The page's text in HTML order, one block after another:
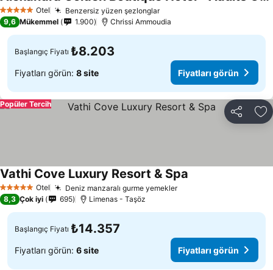
5 Yıldız Otel Benzersiz yüzen şezlonglar
9,6 Mükemmel 1.900 Chrissi Ammoudia
Başlangıç Fiyatı ₺8.203
Fiyatları görün: 8 site Fiyatları görün
Paylaş
Popüler Tercih
5 Yıldız Otel Deniz manzaralı gurme yemekler
Vathi Cove Luxury Resort & Spa
8,3 Çok iyi 695 Limenas - Taşöz
Başlangıç Fiyatı ₺14.357
Fiyatları görün: 6 site Fiyatları görün